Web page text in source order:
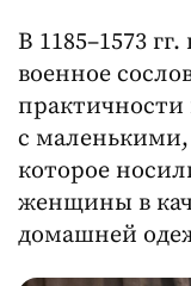
В 1185–1573
военное
практичности
с
которое
женщины в
домашней